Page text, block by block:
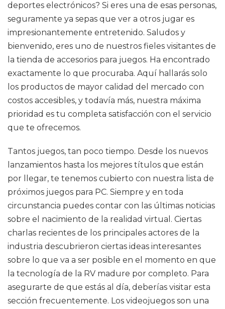
deportes electrónicos? Si eres una de esas personas,
seguramente ya sepas que ver a otros jugar es
impresionantemente entretenido. Saludos y
bienvenido, eres uno de nuestros fieles visitantes de
la tienda de accesorios para juegos. Ha encontrado
exactamente lo que procuraba. Aquí hallarás solo
los productos de mayor calidad del mercado con
costos accesibles, y todavía más, nuestra máxima
prioridad es tu completa satisfacción con el servicio
que te ofrecemos.
Tantos juegos, tan poco tiempo. Desde los nuevos
lanzamientos hasta los mejores títulos que están
por llegar, te tenemos cubierto con nuestra lista de
próximos juegos para PC. Siempre y en toda
circunstancia puedes contar con las últimas noticias
sobre el nacimiento de la realidad virtual. Ciertas
charlas recientes de los principales actores de la
industria descubrieron ciertas ideas interesantes
sobre lo que va a ser posible en el momento en que
la tecnología de la RV madure por completo. Para
asegurarte de que estás al día, deberías visitar esta
sección frecuentemente. Los videojuegos son una